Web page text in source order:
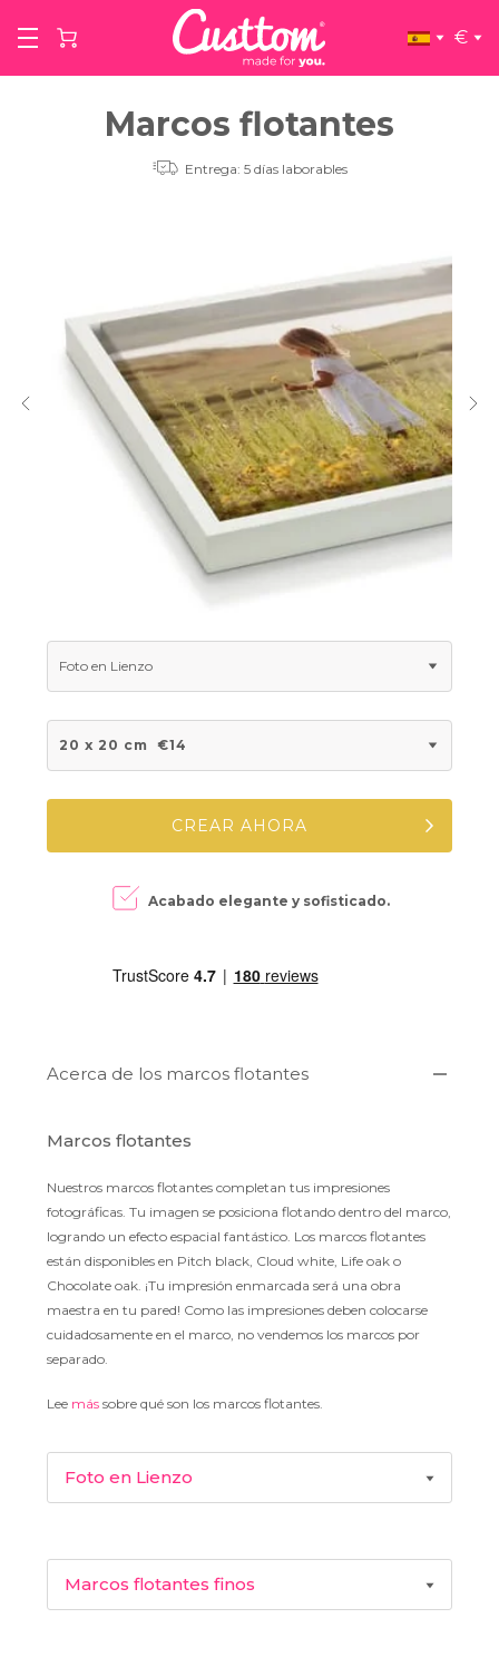
€
Marcos flotantes
Entrega: 5 días laborables
Foto en Lienzo
20 x 20 cm €14
CREAR AHORA
Acabado elegante y sofisticado.
Acerca de los marcos flotantes
Marcos flotantes
Nuestros marcos flotantes completan tus impresiones
fotográficas. Tu imagen se posiciona flotando dentro del marco,
logrando un efecto espacial fantástico. Los marcos flotantes
están disponibles en Pitch black, Cloud white, Life oak o
Chocolate oak. ¡Tu impresión enmarcada será una obra
maestra en tu pared! Como las impresiones deben colocarse
cuidadosamente en el marco, no vendemos los marcos por
separado.
Lee más sobre qué son los marcos flotantes.
Foto en Lienzo
Foto en Metal HD
Marcos flotantes finos